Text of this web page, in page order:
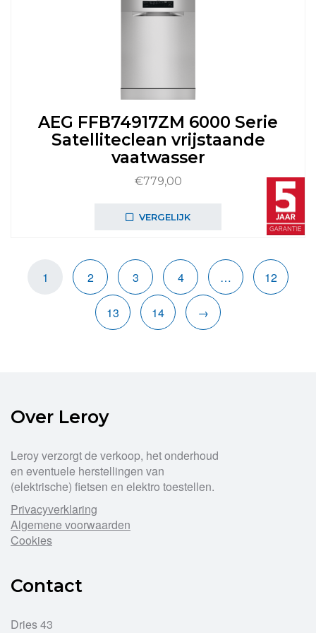
AEG FFB74917ZM 6000 Serie
Satelliteclean vrijstaande
vaatwasser
€779,00
VERGELIJK
1 2 3 4 … 12
13 14 →
Over Leroy
Leroy verzorgt de verkoop, het onderhoud
en eventuele herstellingen van
(elektrische) fietsen en elektro toestellen.
Privacyverklaring
Algemene voorwaarden
Cookies
Contact
Dries 43